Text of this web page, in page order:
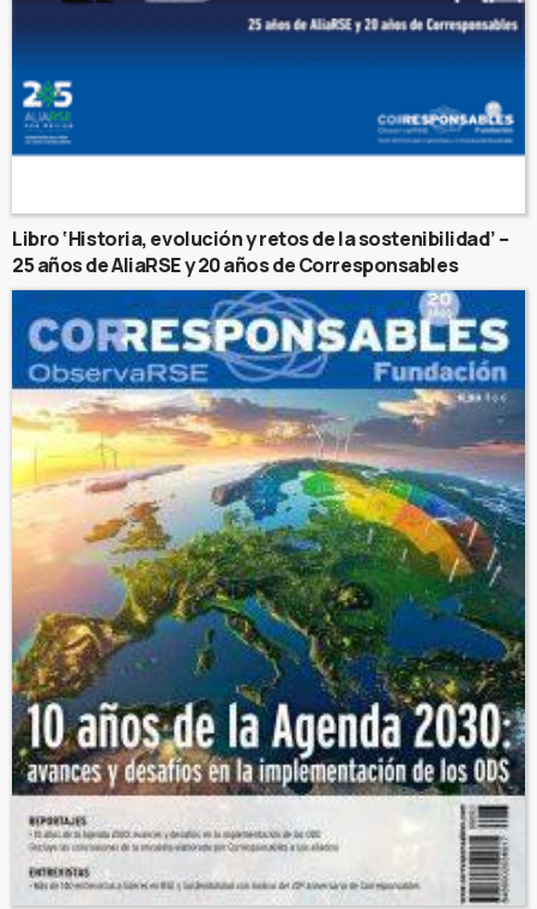
Libro ‘Historia, evolución y retos de la sostenibilidad’ –
25 años de AliaRSE y 20 años de Corresponsables